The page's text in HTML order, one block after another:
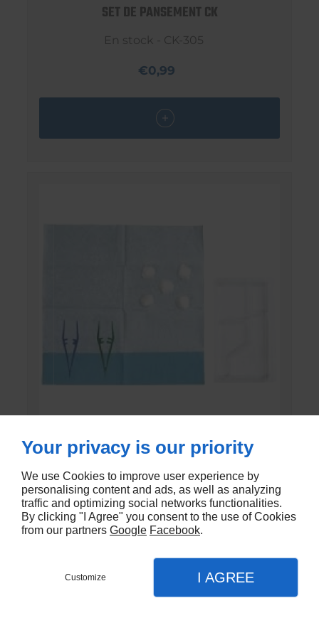
SET DE PANSEMENT CK
En stock - CK-305
€0,99
SET DE PANSEMENT DK
En stock - DK-803EC
€1,20
Your privacy is our priority
We use Cookies to improve user experience by
personalising content and ads, as well as analyzing
traffic and optimizing social networks functionalities.
By clicking "I Agree" you consent to the use of Cookies
from our partners Google Facebook.
Customize I AGREE